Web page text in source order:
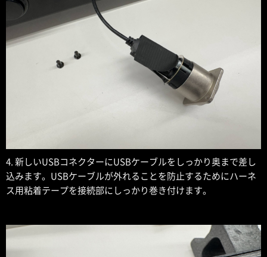
4. 新しいUSBコネクターにUSBケーブルをしっかり奥まで差し
込みます。USBケーブルが外れることを防止するためにハーネ
ス用粘着テープを接続部にしっかり巻き付けます。